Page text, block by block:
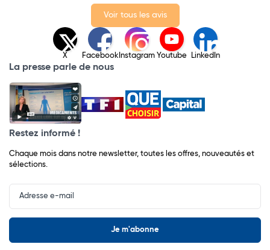
Voir tous les avis
X Facebook Instagram Youtube LinkedIn
La presse parle de nous
Restez informé !
Chaque mois dans notre newsletter, toutes les offres, nouveautés et
sélections.
Input
Newsletter